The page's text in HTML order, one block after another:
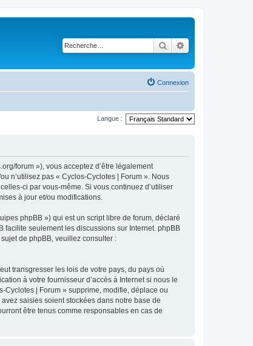
Rechercher
Connexion
Langue :
forum »), vous acceptez d’être légalement
n’utilisez pas « Cyclos-Cyclotes | Forum ». Nous
ci par vous-même. Si vous continuez d’utiliser
à jour et/ou modifications.
phpBB ») qui est un script libre de forum, déclaré
facilite seulement les discussions sur Internet. phpBB
de phpBB, veuillez consulter :
transgresser les lois de votre pays, du pays où
à votre fournisseur d’accès à Internet si nous le
| Forum » supprime, modifie, déplace ou
saisies soient stockées dans notre base de
être tenus comme responsables en cas de